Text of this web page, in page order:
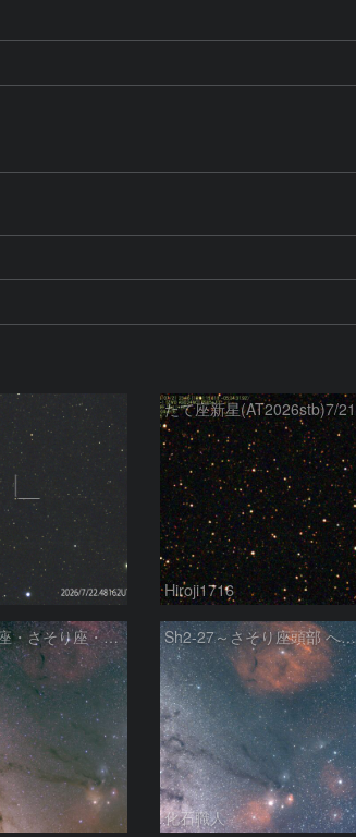
たて座新星(AT2026stb)7/21
Hiroji1716
へびつかい座・さそり座・いて座と天の川 Sh2-27～さそり座頭部 へびつかい座 さそり座
化石職人